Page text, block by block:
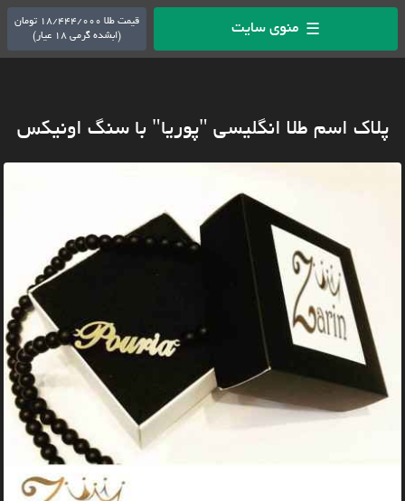
☰ منوی سایت
قیمت طلا 18/444/000 تومان
(ابشده گرمی 18 عیار)
پلاک اسم طلا انگلیسی "پوریا" با سنگ اونیکس